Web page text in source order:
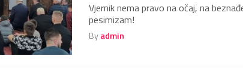
Vjernik nema pravo na očaj, na
pesimizam!
Byadmin